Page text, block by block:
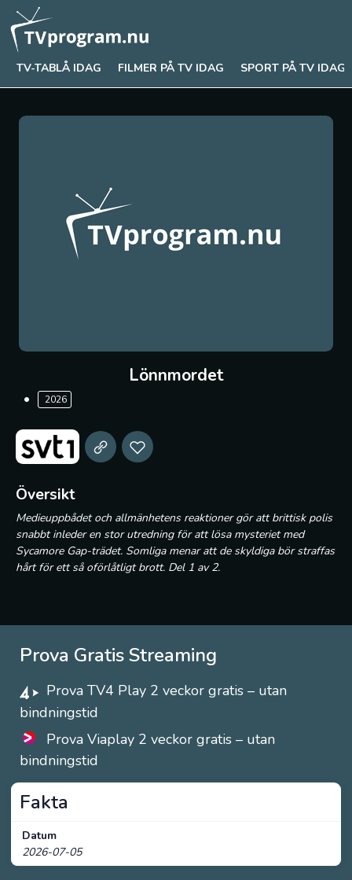
TV-TABLÅ IDAG FILMER PÅ TV IDAG SPORT PÅ TV IDAG
Lönnmordet
2026
Översikt
Medieuppbådet och allmänhetens reaktioner gör att brittisk polis
snabbt inleder en stor utredning för att lösa mysteriet med
Sycamore Gap-trädet. Somliga menar att de skyldiga bör straffas
hårt för ett så oförlåtligt brott. Del 1 av 2.
Prova Gratis Streaming
Prova TV4 Play 2 veckor gratis – utan
bindningstid
Prova Viaplay 2 veckor gratis – utan
bindningstid
Fakta
Datum
2026-07-05